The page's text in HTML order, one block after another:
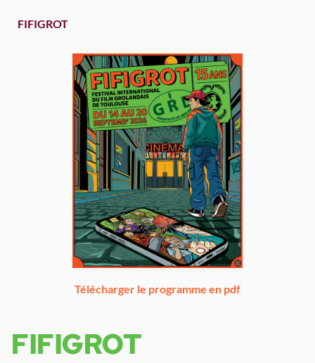
FIFIGROT
FIFIGROT
Télécharger le programme en pdf